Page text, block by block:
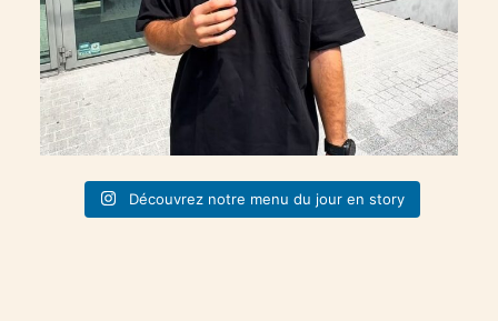
Découvrez notre menu du jour en story